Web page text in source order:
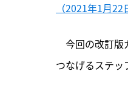
（2021年1月22
今回の改訂版
つなげるステッ